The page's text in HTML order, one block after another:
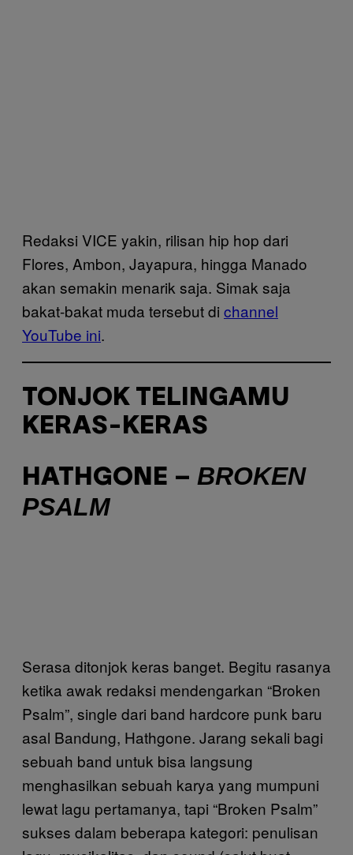
Redaksi VICE yakin, rilisan hip hop dari
Flores, Ambon, Jayapura, hingga Manado
akan semakin menarik saja. Simak saja
bakat-bakat muda tersebut di channel
YouTube ini.
TONJOK TELINGAMU
KERAS-KERAS
HATHGONE – BROKEN
PSALM
Serasa ditonjok keras banget. Begitu rasanya
ketika awak redaksi mendengarkan “Broken
Psalm”, single dari band hardcore punk baru
asal Bandung, Hathgone. Jarang sekali bagi
sebuah band untuk bisa langsung
menghasilkan sebuah karya yang mumpuni
lewat lagu pertamanya, tapi “Broken Psalm”
sukses dalam beberapa kategori: penulisan